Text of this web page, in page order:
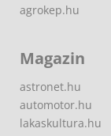
agrokep.hu
Magazin
astronet.hu
automotor.hu
lakaskultura.hu